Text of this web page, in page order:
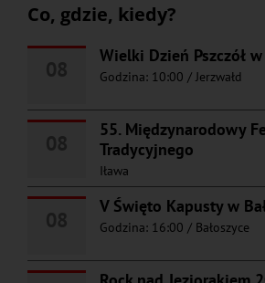
Co, gdzie, kiedy?
Wielki Dzień Pszczół w
Godzina: 10:00 / Jerzwałd
55. Międzynarodowy
Tradycyjnego
Iława
V Święto Kapusty w
Godzina: 16:00 / Bałoszyce